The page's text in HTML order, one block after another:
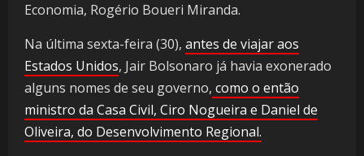
Economia, Rogério Boueri Miranda.
Na última sexta-feira (30), antes de viajar aos
Estados Unidos, Jair Bolsonaro já havia exonerado
alguns nomes de seu governo, como o então
ministro da Casa Civil, Ciro Nogueira e Daniel de
Oliveira, do Desenvolvimento Regional.